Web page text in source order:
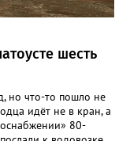
шесть
но что-то пошло не
идёт не в кран, а
80-